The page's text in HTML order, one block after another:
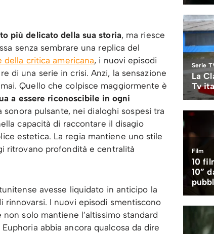
più delicato della sua storia, ma riesce
senza sembrare una replica del
critica americana, i nuovi episodi
di una serie in crisi. Anzi, la sensazione
Quello che colpisce maggiormente è
a essere riconoscibile in ogni
pulsante, nei dialoghi sospesi tra
capacità di raccontare il disagio
estetica. La regia mantiene uno stile
ritrovano profondità e centralità
avesse liquidato in anticipo la
I nuovi episodi smentiscono
solo mantiene l’altissimo standard
abbia ancora qualcosa da dire